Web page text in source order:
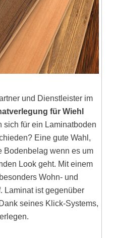
und Dienstleister im
für Wiehl
sich für ein Laminatboden
Eine gute Wahl,
Bodenbelag wenn es um
Look geht. Mit einem
Wohn- und
Laminat ist gegenüber
seines Klick-Systems,